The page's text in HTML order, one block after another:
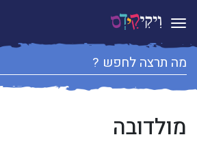
Toggle navigation
מולדובה